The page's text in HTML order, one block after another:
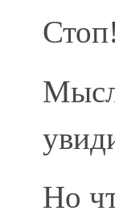
Стоп!
Но